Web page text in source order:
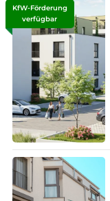
KfW-Förderung
verfügbar